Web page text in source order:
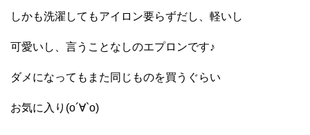
しかも洗濯してもアイロン要らずだし、軽いし
可愛いし、言うことなしのエプロンです♪
ダメになってもまた同じものを買うぐらい
お気に入り(о´∀`о)